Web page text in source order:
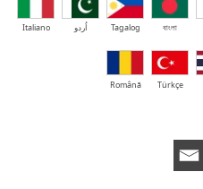
বাংলা
Tagalog اُردو Italiano
Türkçe
Română